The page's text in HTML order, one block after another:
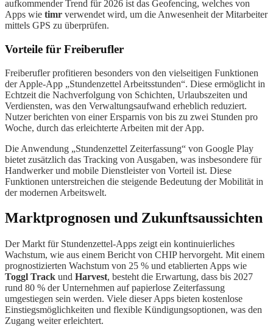
aufkommender Trend für 2026 ist das Geofencing, welches von
Apps wie timr verwendet wird, um die Anwesenheit der Mitarbeiter
mittels GPS zu überprüfen.
Vorteile für Freiberufler
Freiberufler profitieren besonders von den vielseitigen Funktionen
der Apple-App „Stundenzettel Arbeitsstunden“. Diese ermöglicht in
Echtzeit die Nachverfolgung von Schichten, Urlaubszeiten und
Verdiensten, was den Verwaltungsaufwand erheblich reduziert.
Nutzer berichten von einer Ersparnis von bis zu zwei Stunden pro
Woche, durch das erleichterte Arbeiten mit der App.
Die Anwendung „Stundenzettel Zeiterfassung“ von Google Play
bietet zusätzlich das Tracking von Ausgaben, was insbesondere für
Handwerker und mobile Dienstleister von Vorteil ist. Diese
Funktionen unterstreichen die steigende Bedeutung der Mobilität in
der modernen Arbeitswelt.
Marktprognosen und Zukunftsaussichten
Der Markt für Stundenzettel-Apps zeigt ein kontinuierliches
Wachstum, wie aus einem Bericht von CHIP hervorgeht. Mit einem
prognostizierten Wachstum von 25 % und etablierten Apps wie
Toggl Track und Harvest, besteht die Erwartung, dass bis 2027
rund 80 % der Unternehmen auf papierlose Zeiterfassung
umgestiegen sein werden. Viele dieser Apps bieten kostenlose
Einstiegsmöglichkeiten und flexible Kündigungsoptionen, was den
Zugang weiter erleichtert.